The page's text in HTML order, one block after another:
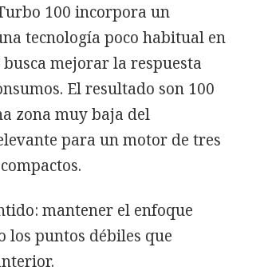
100 incorpora un
tecnología poco habitual en
mejorar la respuesta
El resultado son 100
zona muy baja del
para un motor de tres
mantener el enfoque
los puntos débiles que